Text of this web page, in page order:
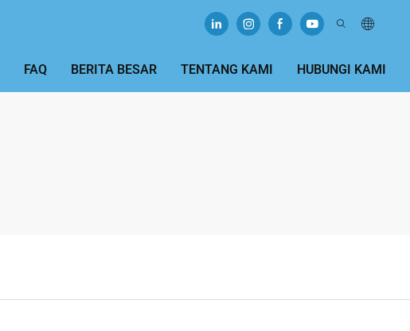
FAQ BERITA BESAR TENTANG KAMI HUBUNGI KAMI